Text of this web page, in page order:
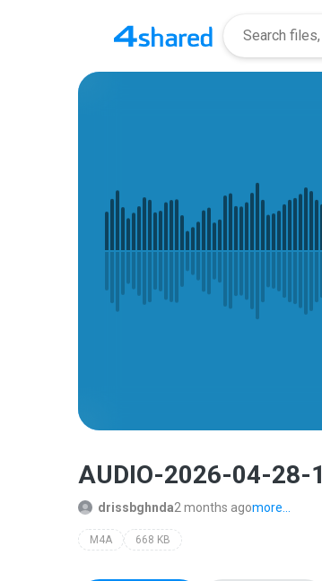
AUDIO-2026-04-
drissbghnda2 months agomore...
M4A 668 KB